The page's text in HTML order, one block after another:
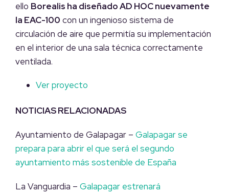
ello Borealis ha diseñado AD HOC nuevamente
la EAC-100 con un ingenioso sistema de
circulación de aire que permitía su implementación
en el interior de una sala técnica correctamente
ventilada.
Ver proyecto
NOTICIAS RELACIONADAS
Ayuntamiento de Galapagar – Galapagar se
prepara para abrir el que será el segundo
ayuntamiento más sostenible de España
La Vanguardia – Galapagar estrenará